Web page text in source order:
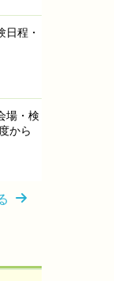
日程・
場・検
から